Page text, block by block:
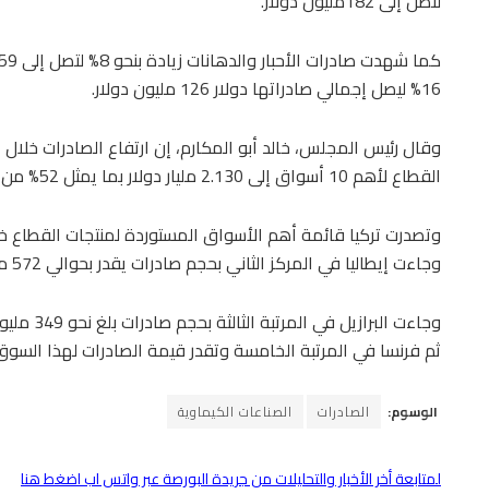
16% ليصل إجمالي صادراتها دولار 126 مليون دولار.
القطاع لأهم 10 أسواق إلى 2.130 مليار دولار بما يمثل 52% من إجمالي صادرات القطاع.
وجاءت إيطاليا في المركز الثاني بحجم صادرات يقدر بحوالي 572 مليون دولار.
ثم فرنسا في المرتبة الخامسة وتقدر قيمة الصادرات لهذا السوق بحوالي 214
الوسوم: الصادرات الصناعات الكيماوية
لمتابعة أخر الأخبار والتحليلات من جريدة البورصة عبر واتس اب اضغط هنا